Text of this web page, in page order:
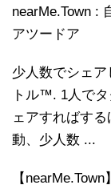
nearMe.Town :
アツードア
少人数でシェ
トル™. 1人で
ェアすればす
動、少人数 ...
【